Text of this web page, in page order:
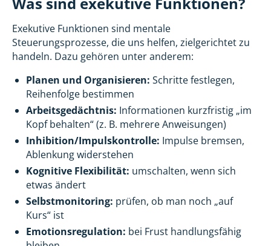
Was sind exekutive Funktionen?
Exekutive Funktionen sind mentale
Steuerungsprozesse, die uns helfen, zielgerichtet zu
handeln. Dazu gehören unter anderem:
Planen und Organisieren: Schritte festlegen,
Reihenfolge bestimmen
Arbeitsgedächtnis: Informationen kurzfristig „im
Kopf behalten“ (z. B. mehrere Anweisungen)
Inhibition/Impulskontrolle: Impulse bremsen,
Ablenkung widerstehen
Kognitive Flexibilität: umschalten, wenn sich
etwas ändert
Selbstmonitoring: prüfen, ob man noch „auf
Kurs“ ist
Emotionsregulation: bei Frust handlungsfähig